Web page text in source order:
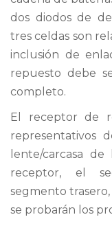
dos diodos de
tres celdas son
inclusión de
repuesto debe
completo.
El receptor de
representativos
lente/carcasa
receptor, el
segmento
se probarán los